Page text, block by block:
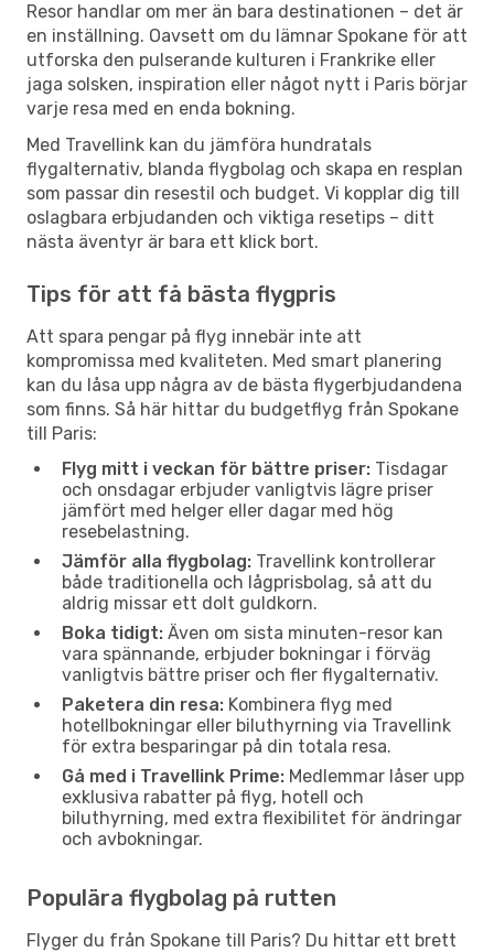
Resor handlar om mer än bara destinationen – det är
en inställning. Oavsett om du lämnar Spokane för att
utforska den pulserande kulturen i Frankrike eller
jaga solsken, inspiration eller något nytt i Paris börjar
varje resa med en enda bokning.
Med Travellink kan du jämföra hundratals
flygalternativ, blanda flygbolag och skapa en resplan
som passar din resestil och budget. Vi kopplar dig till
oslagbara erbjudanden och viktiga resetips – ditt
nästa äventyr är bara ett klick bort.
Tips för att få bästa flygpris
Att spara pengar på flyg innebär inte att
kompromissa med kvaliteten. Med smart planering
kan du låsa upp några av de bästa flygerbjudandena
som finns. Så här hittar du budgetflyg från Spokane
till Paris:
Flyg mitt i veckan för bättre priser: Tisdagar
och onsdagar erbjuder vanligtvis lägre priser
jämfört med helger eller dagar med hög
resebelastning.
Jämför alla flygbolag: Travellink kontrollerar
både traditionella och lågprisbolag, så att du
aldrig missar ett dolt guldkorn.
Boka tidigt: Även om sista minuten-resor kan
vara spännande, erbjuder bokningar i förväg
vanligtvis bättre priser och fler flygalternativ.
Paketera din resa: Kombinera flyg med
hotellbokningar eller biluthyrning via Travellink
för extra besparingar på din totala resa.
Gå med i Travellink Prime: Medlemmar låser upp
exklusiva rabatter på flyg, hotell och
biluthyrning, med extra flexibilitet för ändringar
och avbokningar.
Populära flygbolag på rutten
Flyger du från Spokane till Paris? Du hittar ett brett